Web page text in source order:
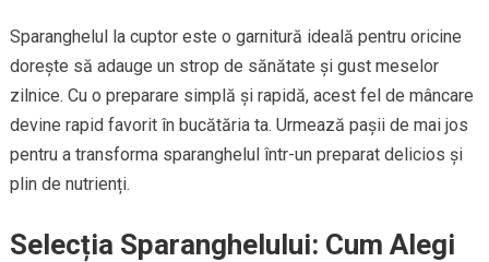
Sparanghelul la cuptor este o garnitură ideală pentru oricine
dorește să adauge un strop de sănătate și gust meselor
zilnice. Cu o preparare simplă și rapidă, acest fel de mâncare
devine rapid favorit în bucătăria ta. Urmează pașii de mai jos
pentru a transforma sparanghelul într-un preparat delicios și
plin de nutrienți.
Selecția Sparanghelului: Cum Alegi